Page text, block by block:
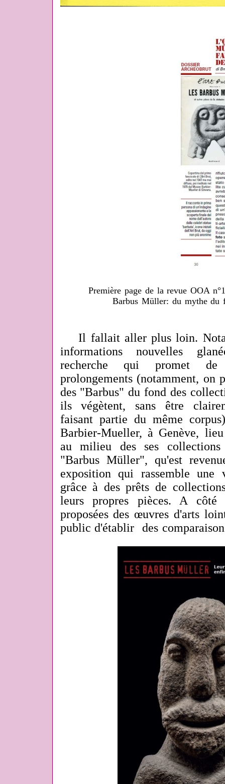
Première page de la revue OOA
Barbus Müller: du mythe du
Il fallait aller plus loin.
informations nouvelles
recherche qui promet
prolongements (notamment, on
des "Barbus" du fond des
ils végètent, sans être
faisant partie du même
Barbier-Mueller, à Genève,
au milieu des ses
"Barbus Müller", qu'est
exposition qui rassemble une
grâce à des prêts de
leurs propres pièces. A côté
proposées des œuvres d'arts
public d'établir des